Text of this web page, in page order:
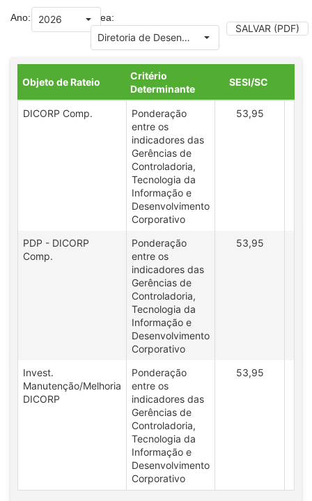
Ano: Área:
SALVAR (PDF)
Objeto de Rateio
Critério
Determinante
SESI/SC
DICORP Comp.
Ponderação
entre os
indicadores das
Gerências de
Controladoria,
Tecnologia da
Informação e
Desenvolvimento
Corporativo
53,95
PDP - DICORP
Comp.
Ponderação
entre os
indicadores das
Gerências de
Controladoria,
Tecnologia da
Informação e
Desenvolvimento
Corporativo
53,95
Invest.
Manutenção/Melhoria
DICORP
Ponderação
entre os
indicadores das
Gerências de
Controladoria,
Tecnologia da
Informação e
Desenvolvimento
Corporativo
53,95